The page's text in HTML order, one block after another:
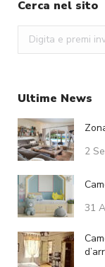
Cerca nel sito
Search:
Ultime News
2
31